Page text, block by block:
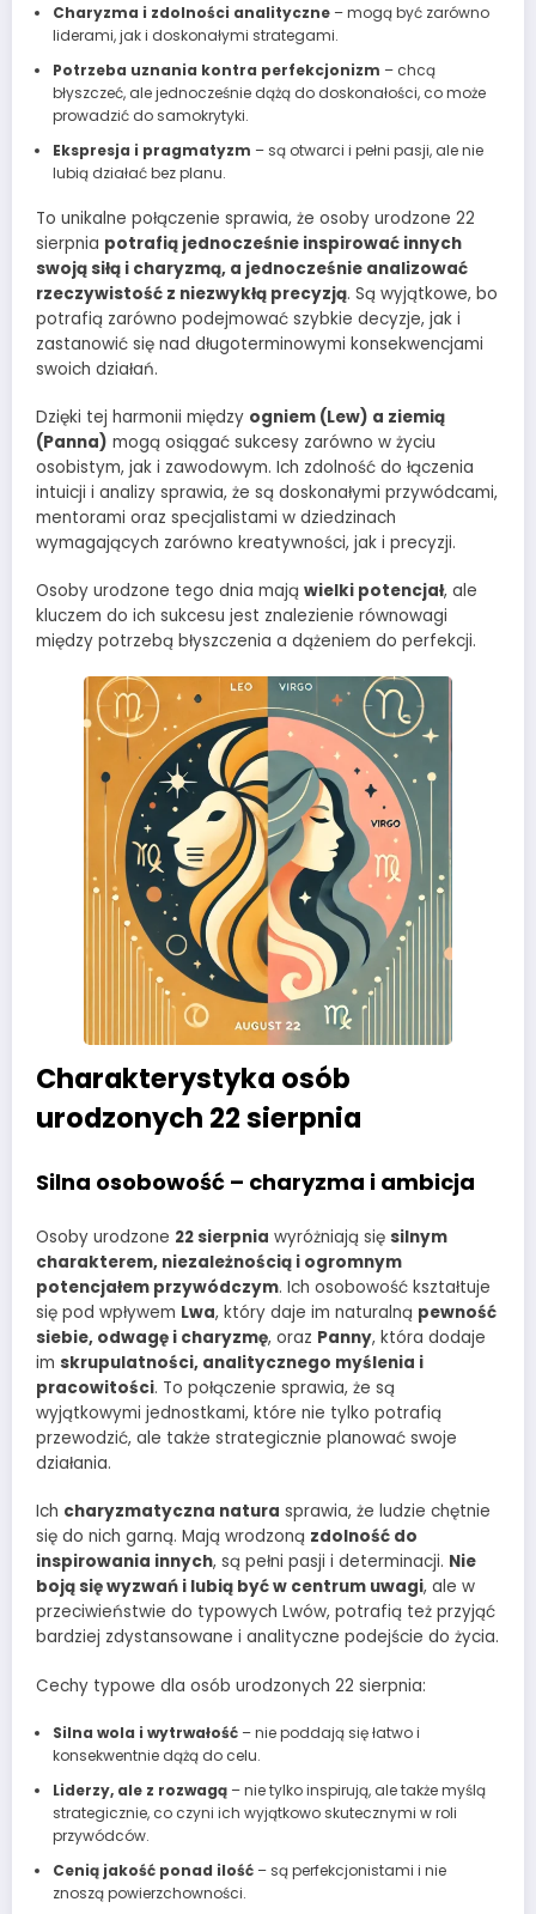
Charyzma i zdolności analityczne– mogą być zarówno
liderami, jak i doskonałymi strategami.
Potrzeba uznania kontra perfekcjonizm – chcą
błyszczeć, ale jednocześnie dążą do doskonałości, co może
prowadzić do samokrytyki.
Ekspresja i pragmatyzm – są otwarci i pełni pasji, ale nie
lubią działać bez planu.
To unikalne połączenie sprawia, że osoby urodzone 22
sierpnia potrafią jednocześnie inspirować innych
swoją siłą i charyzmą, a jednocześnie analizować
rzeczywistość z niezwykłą precyzją. Są wyjątkowe, bo
potrafią zarówno podejmować szybkie decyzje, jak i
zastanowić się nad długoterminowymi konsekwencjami
swoich działań.
Dzięki tej harmonii między ogniem (Lew) a ziemią
(Panna) mogą osiągać sukcesy zarówno w życiu
osobistym, jak i zawodowym. Ich zdolność do łączenia
intuicji i analizy sprawia, że są doskonałymi przywódcami,
mentorami oraz specjalistami w dziedzinach
wymagających zarówno kreatywności, jak i precyzji.
Osoby urodzone tego dnia mają wielki potencjał, ale
kluczem do ich sukcesu jest znalezienie równowagi
między potrzebą błyszczenia a dążeniem do perfekcji.
Charakterystyka osób
urodzonych 22 sierpnia
Silna osobowość – charyzma i ambicja
Osoby urodzone 22 sierpnia wyróżniają się silnym
charakterem, niezależnością i ogromnym
potencjałem przywódczym. Ich osobowość kształtuje
się pod wpływem Lwa, który daje im naturalną pewność
siebie, odwagę i charyzmę, oraz Panny, która dodaje
im skrupulatności, analitycznego myślenia i
pracowitości. To połączenie sprawia, że są
wyjątkowymi jednostkami, które nie tylko potrafią
przewodzić, ale także strategicznie planować swoje
działania.
Ich charyzmatyczna natura sprawia, że ludzie chętnie
się do nich garną. Mają wrodzoną zdolność do
inspirowania innych, są pełni pasji i determinacji. Nie
boją się wyzwań i lubią być w centrum uwagi, ale w
przeciwieństwie do typowych Lwów, potrafią też przyjąć
bardziej zdystansowane i analityczne podejście do życia.
Cechy typowe dla osób urodzonych 22 sierpnia:
Silna wola i wytrwałość– nie poddają się łatwo i
konsekwentnie dążą do celu.
Liderzy, ale z rozwagą– nie tylko inspirują, ale także myślą
strategicznie, co czyni ich wyjątkowo skutecznymi w roli
przywódców.
Cenią jakość ponad ilość– są perfekcjonistami i nie
znoszą powierzchowności.